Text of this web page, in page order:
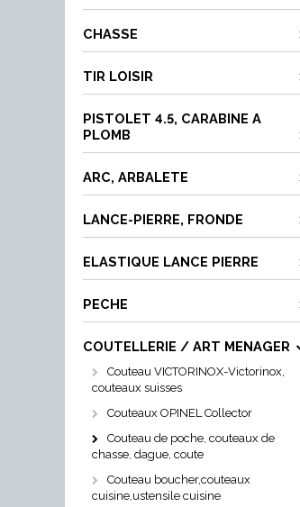
CHASSE
TIR LOISIR
PISTOLET 4.5, CARABINE A
PLOMB
ARC, ARBALETE
LANCE-PIERRE, FRONDE
ELASTIQUE LANCE PIERRE
PECHE
COUTELLERIE / ART MENAGER
Couteau VICTORINOX-Victorinox,
couteaux suisses
Couteaux OPINEL Collector
Couteau de poche, couteaux de
chasse, dague, coute
Couteau boucher,couteaux
cuisine,ustensile cuisine